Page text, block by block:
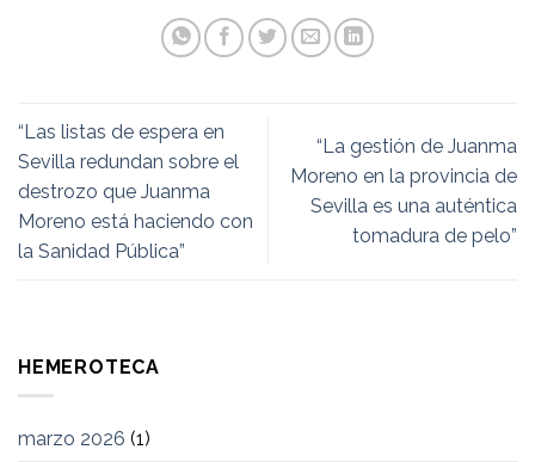
“Las listas de espera en
Sevilla redundan sobre el
destrozo que Juanma
Moreno está haciendo con
la Sanidad Pública”
“La gestión de Juanma
Moreno en la provincia de
Sevilla es una auténtica
tomadura de pelo”
HEMEROTECA
marzo 2026 (1)